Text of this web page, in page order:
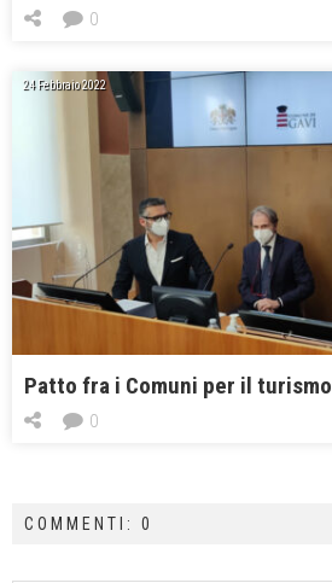
0
24 Febbraio 2022
Patto fra i Comuni per il turismo
0
COMMENTI: 0